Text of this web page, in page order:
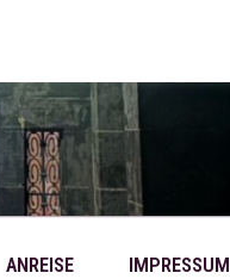
ANREISE IMPRESSUM